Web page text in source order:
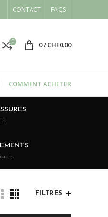
CONTACT FAQS
0 0/ CHF0.00
COMMENT ACHETER
FILTRES